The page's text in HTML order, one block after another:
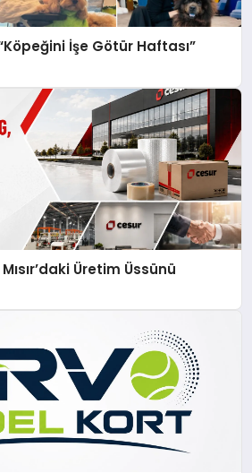
İşe Götür Haftası”
Üretim Üssünü